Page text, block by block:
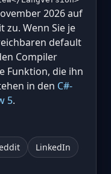
2026 auf
zu. Wenn Sie je
default
Compiler
Funktion, die ihn
in den C#-
5.
LinkedIn